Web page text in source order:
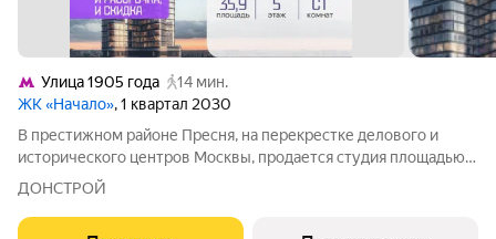
Улица 1905 года
14 мин.
ЖК «Начало», 1 квартал 2030
В престижном районе Пресня, на перекрестке делового и
исторического центров Москвы, продается студия площадью
35.90 кв. м без отделки. Квартира находится на 5 этаже 48-
этажного дома, в новом элитном жилом комплексе «Начало»
от девелопера «Донстрой».
ДОНСТРОЙ